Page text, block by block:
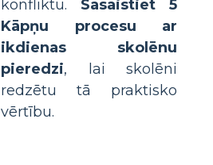
konfliktu. Sasaistiet 5
Kāpņu procesu ar
ikdienas skolēnu
pieredzi, lai skolēni
redzētu tā praktisko
vērtību.